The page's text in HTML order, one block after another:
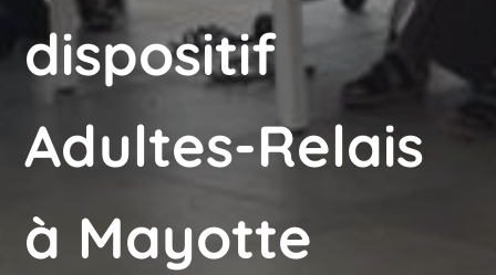
dispositif
Adultes-Relais
à Mayotte